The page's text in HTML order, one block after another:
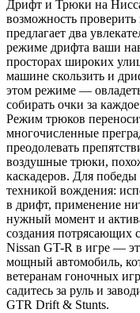
Дрифт и Трюки на
возможность проверить
предлагает два
режиме дрифта ваши
просторах широких
машине скользить и
этом режиме —
собирать очки за
Режим трюков
многочисленные
преодолевать
воздушные трюки,
каскадеров. Для победы
техникой вождения:
в дрифт, применение
нужный момент и
создания потрясающих
Nissan GT-R в игре —
мощный автомобиль,
ветеранам гоночных
садитесь за руль и
GTR Drift & Stunts.